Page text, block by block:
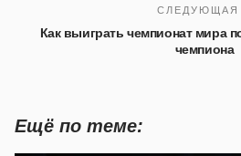
СЛЕДУЮЩАЯ
Как выиграть чемпионат мира
чемпиона
Ещё по теме: